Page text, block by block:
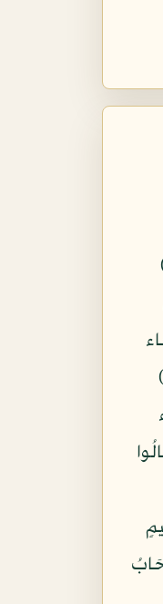
عَلَى أَن مَّسَّنِيَ الْكِبَرُ فَبِمَ تُبَشِّرُونَ (54)
(60) فَلَمَّا جَاء
آلَ لُوطٍ الْمُرْسَلُونَ (61) قَالَ إِنَّكُمْ قَوْمٌ مُّنكَرُونَ (62) قَالُواْ بَلْ جِئْنَاكَ بِمَا كَانُواْ فِيهِ يَمْتَرُونَ (63) وَأَتَيْنَاكَ بَالْحَقِّ وَإِنَّا لَصَادِقُونَ (64)
فَلاَ تَفْضَحُونِ (68) وَاتَّقُوا اللّهَ وَلاَ تُخْزُونِ (69) قَالُوا
مُّقيمٍ
(79) وَلَقَدْ كَذَّبَ أَصْحَابُ